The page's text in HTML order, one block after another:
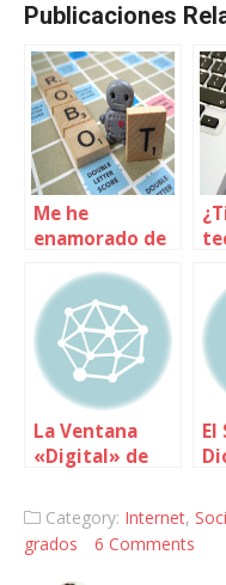
Publicaciones
Me he
enamorado de
La Ventana
«Digital» de
El
Category: Internet,
grados
6 Comments